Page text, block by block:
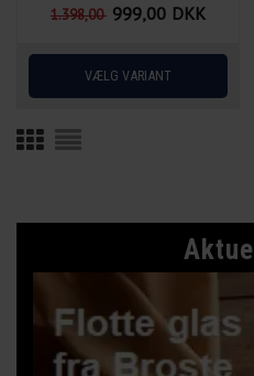
Aktuel
1.398,00 999,00 DKK